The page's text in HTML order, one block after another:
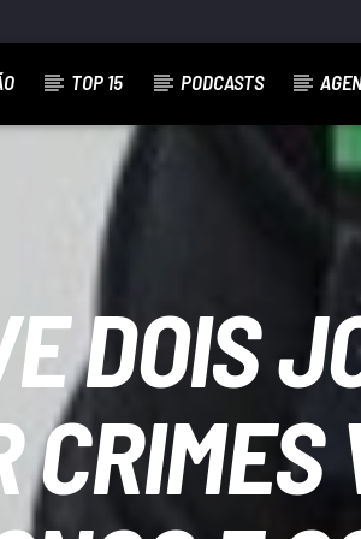
TOP 15 PODCASTS
DOIS